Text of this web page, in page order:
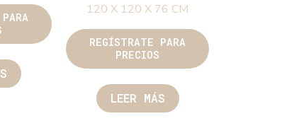
120 X 120 X 76 CM
REGÍSTRATE PARA
PRECIOS
LEER MÁS